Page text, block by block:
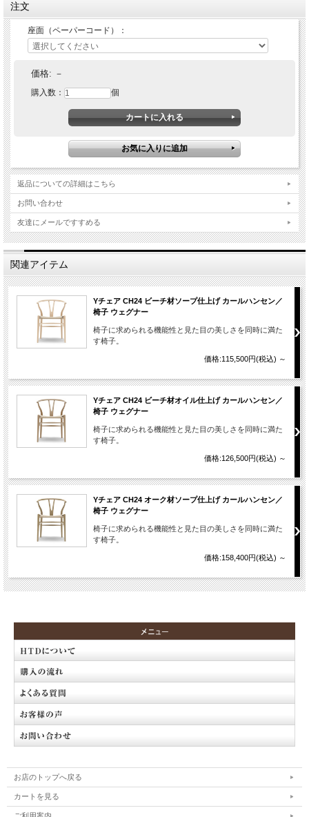
注文
座面（ペーパーコード）：
価格: －
購入数： 個
返品についての詳細はこちら
お問い合わせ
友達にメールですすめる
関連アイテム
Yチェア CH24 ビーチ材ソープ仕上げ カールハンセン／
椅子 ウェグナー
椅子に求められる機能性と見た目の美しさを同時に満た
す椅子。
価格:115,500円(税込) ～
Yチェア CH24 ビーチ材オイル仕上げ カールハンセン／
椅子 ウェグナー
椅子に求められる機能性と見た目の美しさを同時に満た
す椅子。
価格:126,500円(税込) ～
Yチェア CH24 オーク材ソープ仕上げ カールハンセン／
椅子 ウェグナー
椅子に求められる機能性と見た目の美しさを同時に満た
す椅子。
価格:158,400円(税込) ～
お店のトップへ戻る
カートを見る